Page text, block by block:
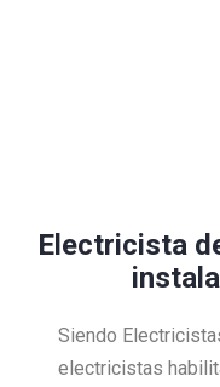
Electricista
Siendo
electricistas